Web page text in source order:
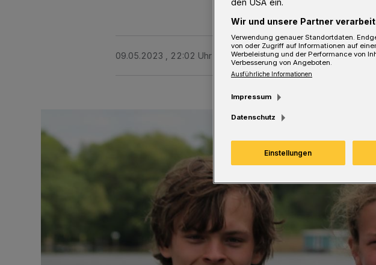
09.05.2023 , 22:02 Uhr 2 Minuten Lesezeit
den USA ein.
Wir und unsere Partner
Verwendung genauer Standortdaten.
von oder Zugriff auf Informationen auf
Werbeleistung und der Performance von
Verbesserung von Angeboten.
Ausführliche Informationen
Impressum
Datenschutz
Einstellungen